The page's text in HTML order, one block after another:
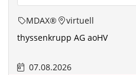
MDAX®
virtuell
thyssenkrupp AG aoHV
07.08.2026